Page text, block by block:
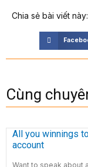
Chia sẻ bài viết này:
Cùng
All you winnings
account
Want to speak about